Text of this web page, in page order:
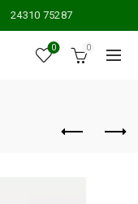
24310 75287
0 0